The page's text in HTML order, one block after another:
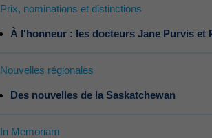
Prix, nominations et distinctions
À l'honneur : les docteurs Jane Purvis et
Nouvelles régionales
Des nouvelles de la Saskatchewan
In Memoriam